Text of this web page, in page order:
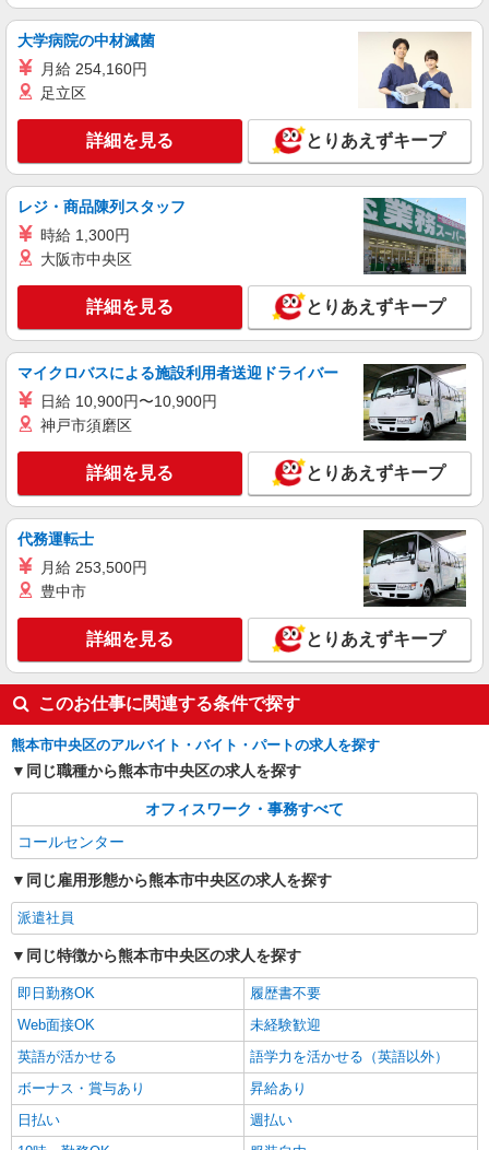
株式会社シエロ
≪コールセンター≫
時給1200円〜 ※残業代支給 ★交通費別途支給
頂くと, インセンティブ支給(規定有) ★月2回払
い・週払い可能（規程有）★ ゜・。○。・゜
+゜・。○。・゜+゜
詳細を見る
紹介予定派遣
株式会社シエロ
未経験：時給1034円〜 経験者：時給1100円〜
※残業代支給 ★交通費別途支給（規定あり） ゜
+゜・。○。・゜+゜・。○。・゜+゜ 入社祝い金10
万円支給(規定有) お友達を紹介頂くと, インセンテ
ィブ支給(規定有) ★月2回払い・週払い可能（規程
有）★ ゜・。○。・゜+゜・。○。・゜+゜
熊本県熊本市中央区
キープ 詳細を見る
派遣社員
株式会社シエロ
≪コールセンター≫
時給1200円〜 ※残業代支給 ★交通費別途支給
（規定あり） ゜+゜・。○。・゜+゜・。○。・゜
+゜ 入社祝い金10万円支給(規定有) お友達を紹介
頂くと, インセンティブ支給(規定有) ★月2回払
い・週払い可能（規程有）★ ゜・。○。・゜
詳細を見る
大学病院の中材滅菌
月給 254,160円
足立区
詳細を見る とりあえずキープ
レジ・商品陳列スタッフ
時給 1,300円
大阪市中央区
詳細を見る とりあえずキープ
マイクロバスによる施設利用者送迎ドライバー
日給 10,900円〜10,900円
神戸市須磨区
詳細を見る とりあえずキープ
代務運転士
月給 253,500円
豊中市
詳細を見る とりあえずキープ
このお仕事に関連する条件で探す
熊本市中央区のアルバイト・バイト・パートの求人を探す
同じ職種から熊本市中央区の求人を探す
オフィスワーク・事務すべて
コールセンター
同じ雇用形態から熊本市中央区の求人を探す
派遣社員
同じ特徴から熊本市中央区の求人を探す
即日勤務OK
履歴書不要
Web面接OK
未経験歓迎
英語が活かせる
語学力を活かせる（英語以外）
ボーナス・賞与あり
昇給あり
日払い
週払い